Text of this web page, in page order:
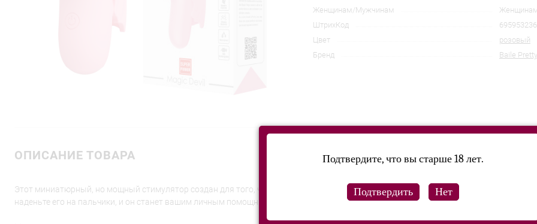
Женщинам/Мужчинам
ШтрихКод
Цвет
розовый
Бренд
Baile
ОПИСАНИЕ ТОВАРА
Этот миниатюрный, но мощный стимулятор создан для того, чтобы подарить вам оргазмическое блаженство в любое время и в
наденьте его на пальчики, и он станет вашим личным помощником в мире наслаждений.Характеристики:
Подтвердите, что вы старше 18 лет.